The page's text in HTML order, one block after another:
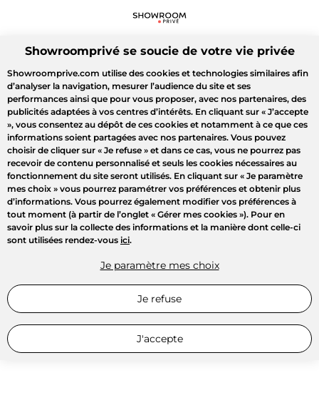
Showroomprivé se soucie de votre vie privée
Showroomprive.com utilise des cookies et technologies similaires afin
d’analyser la navigation, mesurer l’audience du site et ses
performances ainsi que pour vous proposer, avec nos partenaires, des
publicités adaptées à vos centres d’intérêts. En cliquant sur « J’accepte
», vous consentez au dépôt de ces cookies et notamment à ce que ces
informations soient partagées avec nos partenaires. Vous pouvez
choisir de cliquer sur « Je refuse » et dans ce cas, vous ne pourrez pas
recevoir de contenu personnalisé et seuls les cookies nécessaires au
fonctionnement du site seront utilisés. En cliquant sur « Je paramètre
mes choix » vous pourrez paramétrer vos préférences et obtenir plus
d’informations. Vous pourrez également modifier vos préférences à
tout moment (à partir de l’onglet « Gérer mes cookies »). Pour en
savoir plus sur la collecte des informations et la manière dont celle-ci
sont utilisées rendez-vous ici.
Je paramètre mes choix
Je refuse
J'accepte